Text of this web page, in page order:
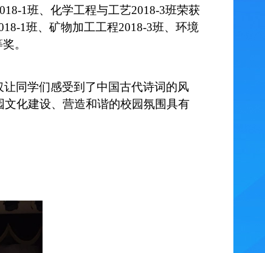
1班、化学工程与工艺2018-3班荣获
1班、矿物加工工程2018-3班、环境
。
同学们感受到了中国古代诗词的风
化建设、营造和谐的校园氛围具有